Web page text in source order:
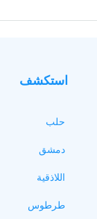
استكشف
حلب
دمشق
اللاذقية
طرطوس